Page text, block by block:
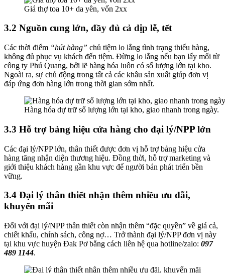
Giá thợ toa 10+ da yên, vốn 2xx
3.2 Nguồn cung lớn, đầy đủ cả dịp lễ, tết
Các thời điểm “hút hàng” chủ tiệm lo lắng tình trạng thiếu hàng,
không đủ phục vụ khách đến tiệm. Đừng lo lắng nếu bạn lấy mối từ
công ty Phú Quang, bởi lẽ hàng hóa luôn có số lượng lớn tại kho.
Ngoài ra, sự chủ động trong tất cả các khâu sản xuất giúp đơn vị
đáp ứng đơn hàng lớn trong thời gian sớm nhất.
Hàng hóa dự trữ số lượng lớn tại kho, giao nhanh trong ngày.
3.3 Hỗ trợ bảng hiệu cửa hàng cho đại lý/NPP lớn
Các đại lý/NPP lớn, thân thiết được đơn vị hỗ trợ bảng hiệu cửa
hàng tăng nhận diện thương hiệu. Đồng thời, hỗ trợ marketing và
giới thiệu khách hàng gần khu vực để người bán phát triển bền
vững.
3.4 Đại lý thân thiết nhận thêm nhiều ưu đãi,
khuyến mãi
Đối với đại lý/NPP thân thiết còn nhận thêm “đặc quyền” về giá cả,
chiết khấu, chính sách, công nợ… Trở thành đại lý/NPP đơn vị này
tại khu vực huyện Đak Pơ bằng cách liên hệ qua hotline/zalo: 097
489 1144.